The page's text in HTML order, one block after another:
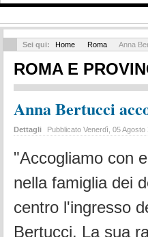
Sei qui: Home Roma Anna
ROMA E
Anna Bertucci
Dettagli Pubblicato Venerdì, 05 Agosto
"Accogliamo con
nella famiglia dei
centro l'ingresso
Bertucci. La sua